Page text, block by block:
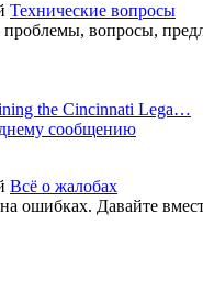
Технические вопросы
вопросы,
the Cincinnati Lega…
сообщению
Всё о жалобах
Давайте